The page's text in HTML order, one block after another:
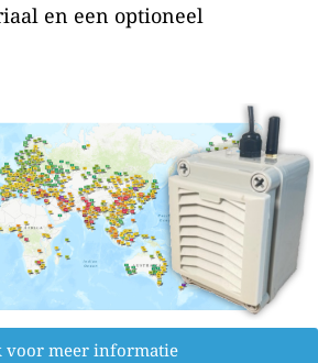
en een optioneel
voor meer informatie